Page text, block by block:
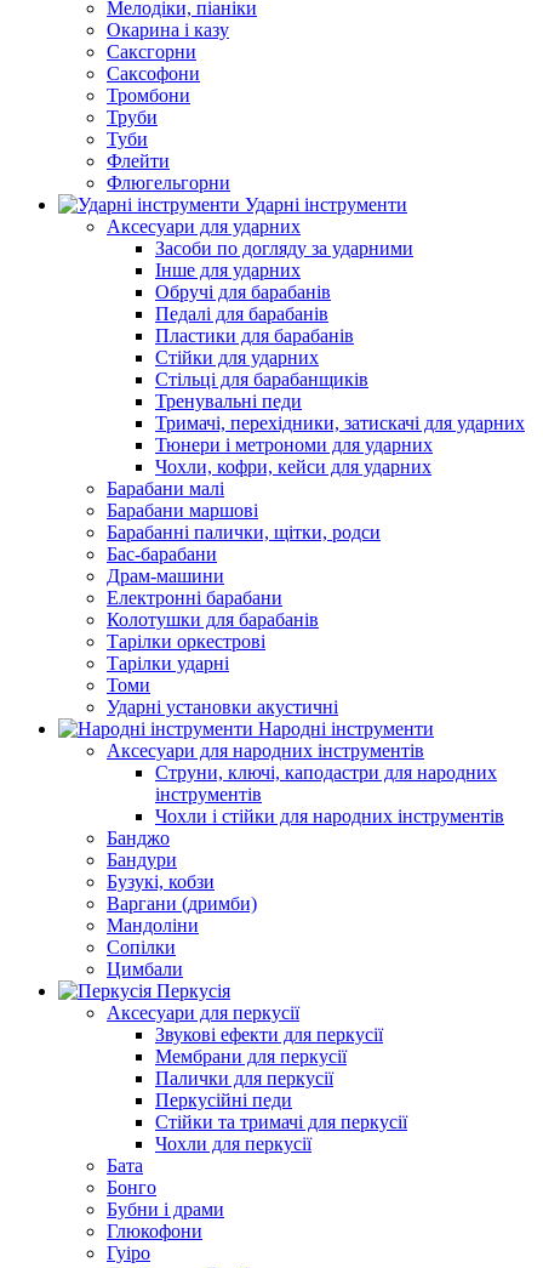
Мелодіки, піаніки
Окарина і казу
Саксгорни
Саксофони
Тромбони
Труби
Туби
Флейти
Флюгельгорни
Ударні інструменти
Аксесуари для ударних
Засоби по догляду за ударними
Інше для ударних
Обручі для барабанів
Педалі для барабанів
Пластики для барабанів
Стійки для ударних
Стільці для барабанщиків
Тренувальні педи
Тримачі, перехідники, затискачі для ударних
Тюнери і метрономи для ударних
Чохли, кофри, кейси для ударних
Барабани малі
Барабани маршові
Барабанні палички, щітки, родси
Бас-барабани
Драм-машини
Електронні барабани
Колотушки для барабанів
Тарілки оркестрові
Тарілки ударні
Томи
Ударні установки акустичні
Народні інструменти
Аксесуари для народних інструментів
Струни, ключі, каподастри для народних
інструментів
Чохли і стійки для народних інструментів
Банджо
Бандури
Бузукі, кобзи
Варгани (дримби)
Мандоліни
Сопілки
Цимбали
Перкусія
Аксесуари для перкусії
Звукові ефекти для перкусії
Мембрани для перкусії
Палички для перкусії
Перкусійні педи
Стійки та тримачі для перкусії
Чохли для перкусії
Бата
Бонго
Бубни і драми
Глюкофони
Гуіро